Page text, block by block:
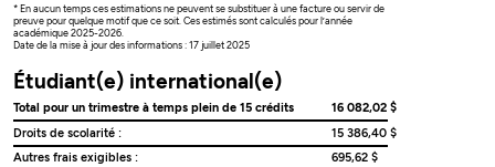
* En aucun temps ces estimations ne peuvent se substituer à une facture ou servir de
preuve pour quelque motif que ce soit. Ces estimés sont calculés pour l’année
académique 2025-2026.
Date de la mise à jour des informations : 17 juillet 2025
Étudiant(e) international(e)
Total pour un trimestre à temps plein de 15 crédits
16 082,02 $
Droits de scolarité :
15 386,40 $
Autres frais exigibles :
695,62 $